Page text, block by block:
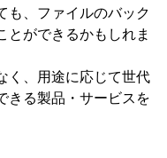
も、ファイルのバック
とができるかもしれま
く、用途に応じて世代
きる製品・サービスを